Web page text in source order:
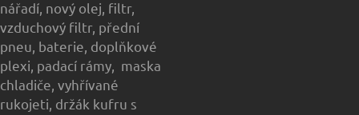
nářadí, nový olej, filtr,
vzduchový filtr, přední
pneu, baterie, doplňkové
plexi, padací rámy, maska
chladiče, vyhřívané
rukojeti, držák kufru s